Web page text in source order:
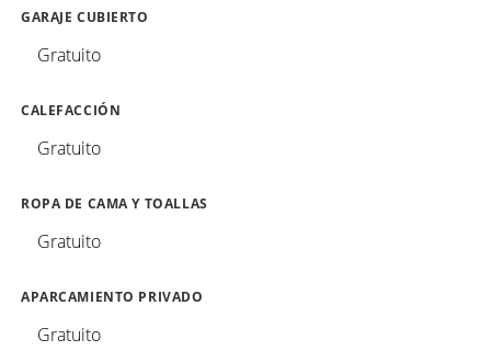
GARAJE CUBIERTO
Gratuito
CALEFACCIÓN
Gratuito
ROPA DE CAMA Y TOALLAS
Gratuito
APARCAMIENTO PRIVADO
Gratuito